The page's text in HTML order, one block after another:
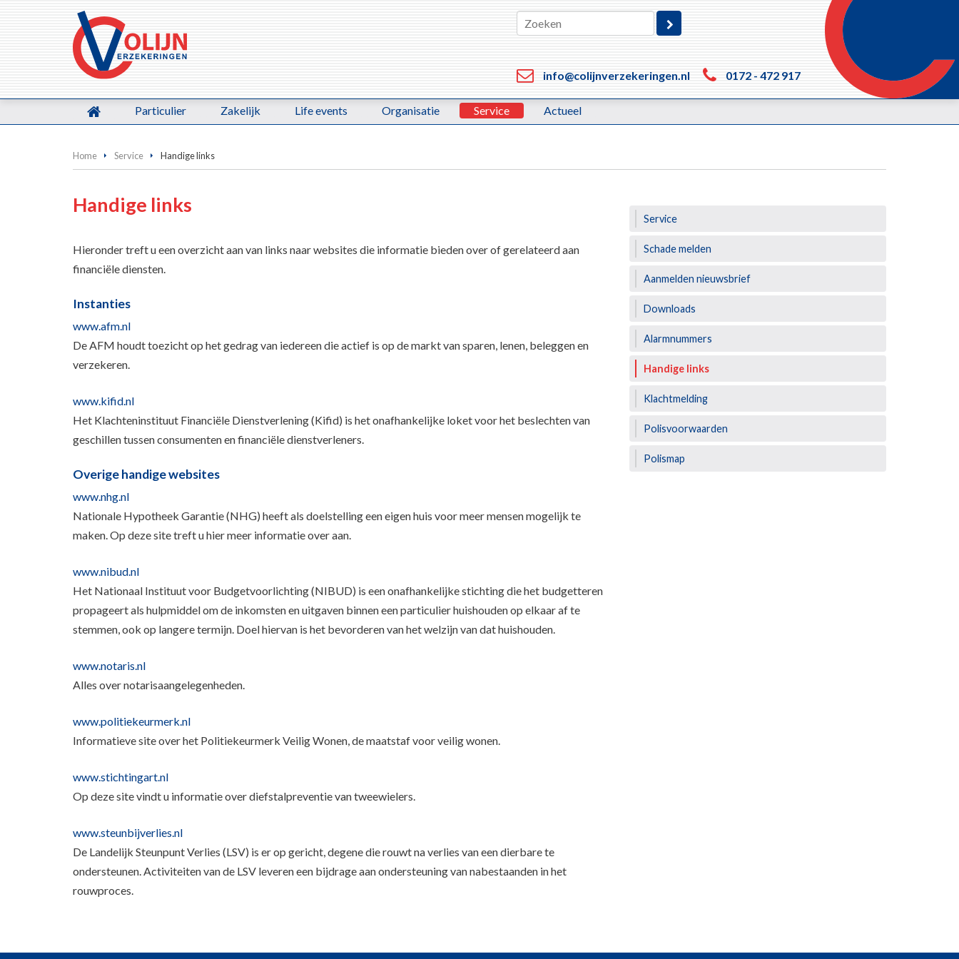
info@colijnverzekeringen.nl 0172 - 472 917
Particulier Zakelijk Life events Organisatie Service Actueel
Home Service Handige links
Handige links
Hieronder treft u een overzicht aan van links naar websites die informatie bieden over of gerelateerd aan
financiële diensten.
Instanties
www.afm.nl
De AFM houdt toezicht op het gedrag van iedereen die actief is op de markt van sparen, lenen, beleggen en
verzekeren.
www.kifid.nl
Het Klachteninstituut Financiële Dienstverlening (Kifid) is het onafhankelijke loket voor het beslechten van
geschillen tussen consumenten en financiële dienstverleners.
Overige handige websites
www.nhg.nl
Nationale Hypotheek Garantie (NHG) heeft als doelstelling een eigen huis voor meer mensen mogelijk te
maken. Op deze site treft u hier meer informatie over aan.
www.nibud.nl
Het Nationaal Instituut voor Budgetvoorlichting (NIBUD) is een onafhankelijke stichting die het budgetteren
propageert als hulpmiddel om de inkomsten en uitgaven binnen een particulier huishouden op elkaar af te
stemmen, ook op langere termijn. Doel hiervan is het bevorderen van het welzijn van dat huishouden.
www.notaris.nl
Alles over notarisaangelegenheden.
www.politiekeurmerk.nl
Informatieve site over het Politiekeurmerk Veilig Wonen, de maatstaf voor veilig wonen.
www.stichtingart.nl
Op deze site vindt u informatie over diefstalpreventie van tweewielers.
www.steunbijverlies.nl
De Landelijk Steunpunt Verlies (LSV) is er op gericht, degene die rouwt na verlies van een dierbare te
ondersteunen. Activiteiten van de LSV leveren een bijdrage aan ondersteuning van nabestaanden in het
rouwproces.
Service
Schade melden
Aanmelden nieuwsbrief
Downloads
Alarmnummers
Handige links
Klachtmelding
Polisvoorwaarden
Polismap